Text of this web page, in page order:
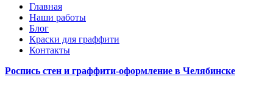
Главная
Наши работы
Блог
Краски для граффити
Контакты
Роспись стен и граффити-оформление в Челябинске